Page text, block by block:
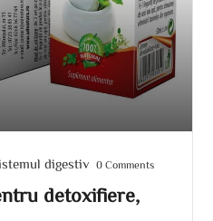
detoxifiere,
digestiv 0 Comments